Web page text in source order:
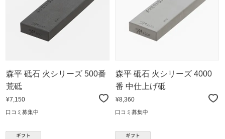
森平 砥石 火シリーズ 500番
荒砥
¥7,150
口コミ募集中
森平 砥石 火シリーズ 4000
番 中仕上げ砥
¥8,360
口コミ募集中